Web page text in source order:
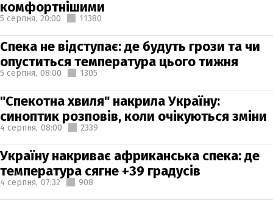
комфортнішими
5 серпня, 20:00 11380
Спека не відступає: де будуть грози та чи
опуститься температура цього тижня
5 серпня, 08:00 1305
"Спекотна хвиля" накрила Україну:
синоптик розповів, коли очікуються зміни
4 серпня, 08:00 2339
Україну накриває африканська спека: де
температура сягне +39 градусів
4 серпня, 07:32 908